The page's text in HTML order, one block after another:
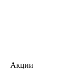
Акции